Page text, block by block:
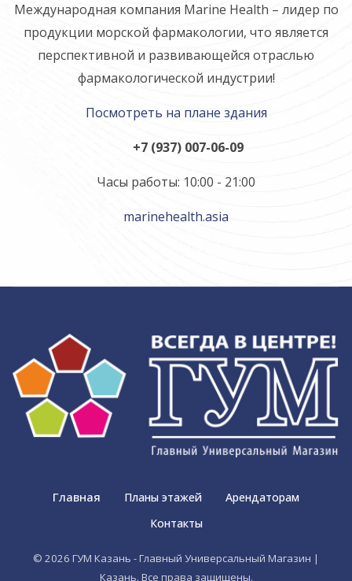
Международная компания Marine Health – лидер по
продукции морской фармакологии, что является
перспективной и развивающейся отраслью
фармакологической индустрии!
Посмотреть на плане здания
+7 (937) 007-06-09
Часы работы: 10:00 - 21:00
marinehealth.asia
Главная Планы этажей
Арендаторам
Контакты
© 2026 ГУМ Казань - Главный Универсальный Магазин |
Казань. Все права защищены.